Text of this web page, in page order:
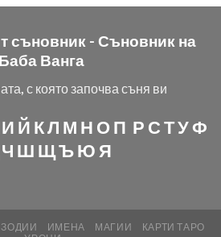
съновник - Съновник на
Баба Ванга
с която започва съня ви
И Й КЛ М Н О П Р СТУФ
Ч Ш ЩЪЮ Я
ЗОДИИ ИМЕНА МАГИИ
КАРТИ ТАРО